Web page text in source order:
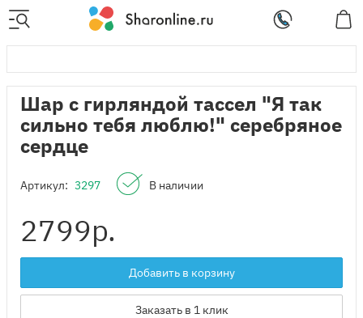
Шар с гирляндой тассел "Я так
сильно тебя люблю!" серебряное
сердце
Артикул: 3297 В наличии
2799р.
Добавить в корзину
Заказать в 1 клик